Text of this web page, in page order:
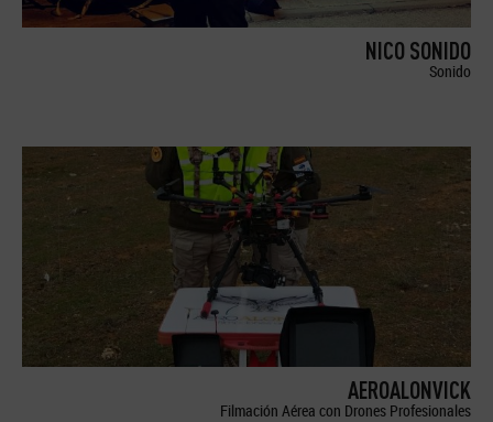
NICO SONIDO
Sonido
AEROALONVICK
Filmación Aérea con Drones Profesionales